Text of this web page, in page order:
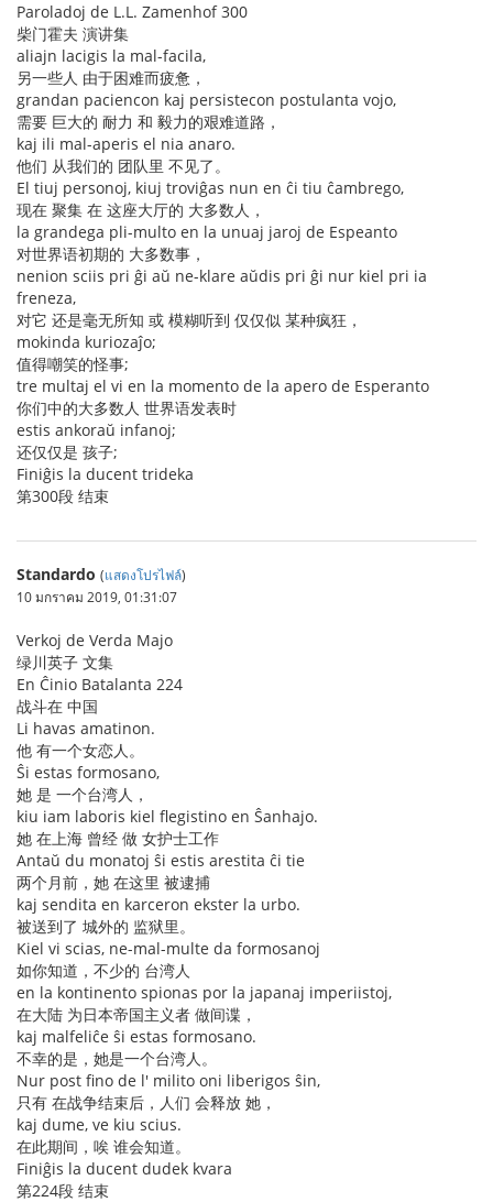
Paroladoj de L.L. Zamenhof 300
柴门霍夫 演讲集
aliajn lacigis la mal-facila,
另一些人 由于困难而疲惫，
grandan paciencon kaj persistecon postulanta vojo,
需要 巨大的 耐力 和 毅力的艰难道路，
kaj ili mal-aperis el nia anaro.
他们 从我们的 团队里 不见了。
El tiuj personoj, kiuj troviĝas nun en ĉi tiu ĉambrego,
现在 聚集 在 这座大厅的 大多数人，
la grandega pli-multo en la unuaj jaroj de Espeanto
对世界语初期的 大多数事，
nenion sciis pri ĝi aŭ ne-klare aŭdis pri ĝi nur kiel pri ia
freneza,
对它 还是毫无所知 或 模糊听到 仅仅似 某种疯狂，
mokinda kuriozaĵo;
值得嘲笑的怪事;
tre multaj el vi en la momento de la apero de Esperanto
你们中的大多数人 世界语发表时
estis ankoraŭ infanoj;
还仅仅是 孩子;
Finiĝis la ducent trideka
第300段 结束
Standardo (แสดงโปรไฟล์)
10 มกราคม 2019, 01:31:07
Verkoj de Verda Majo
绿川英子 文集
En Ĉinio Batalanta 224
战斗在 中国
Li havas amatinon.
他 有一个女恋人。
Ŝi estas formosano,
她 是 一个台湾人，
kiu iam laboris kiel flegistino en Ŝanhajo.
她 在上海 曾经 做 女护士工作
Antaŭ du monatoj ŝi estis arestita ĉi tie
两个月前，她 在这里 被逮捕
kaj sendita en karceron ekster la urbo.
被送到了 城外的 监狱里。
Kiel vi scias, ne-mal-multe da formosanoj
如你知道，不少的 台湾人
en la kontinento spionas por la japanaj imperiistoj,
在大陆 为日本帝国主义者 做间谍，
kaj malfeliĉe ŝi estas formosano.
不幸的是，她是一个台湾人。
Nur post fino de l' milito oni liberigos ŝin,
只有 在战争结束后，人们 会释放 她，
kaj dume, ve kiu scius.
在此期间，唉 谁会知道。
Finiĝis la ducent dudek kvara
第224段 结束